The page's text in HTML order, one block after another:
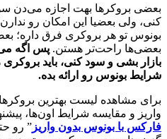
بعضی بروکرها بهت اجازه می‌دن
کنی، ولی بعضیا این امکان رو
بونوس تو هر بروکری فرق داره؛
بعضی‌ها راحت‌تر هستن. پس اگه
بازار بشی و سود کنی، باید بروکری
شرایط بونوس رو ارائه بده.
برای مشاهده لیست بهترین
واریز و مقایسه شرایط اون‌ها،
فارکس با بونوس بدون واریز ” رو